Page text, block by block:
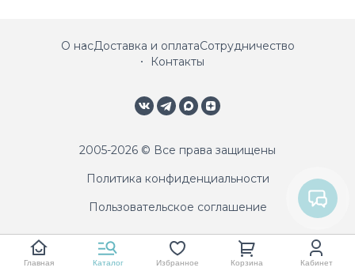
О насДоставка и оплатаСотрудничество
Контакты
2005-2026 © Все права защищены
Политика конфиденциальности
Пользовательское соглашение
Главная Каталог Избранное Корзина Кабинет